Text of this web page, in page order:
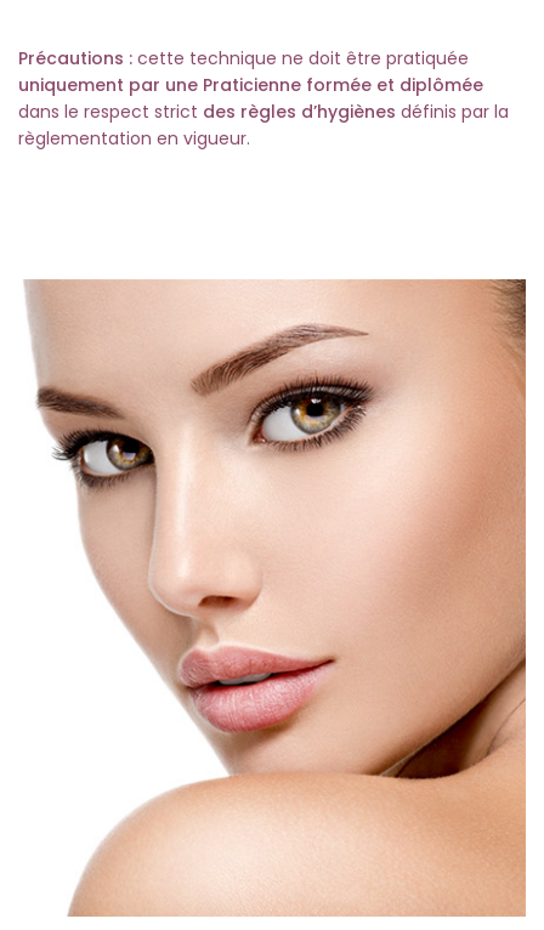
Précautions : cette technique ne doit être pratiquée
uniquement par une Praticienne formée et diplômée
dans le respect strict des règles d’hygiènes définis par la
règlementation en vigueur.